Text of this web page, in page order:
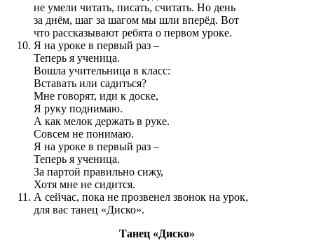
не умели читать, писать, считать. Но день
за днём, шаг за шагом мы шли вперёд. Вот
что рассказывают ребята о первом уроке.
Я на уроке в первый раз –
Теперь я ученица.
Вошла учительница в класс:
Вставать или садиться?
Мне говорят, иди к доске,
Я руку поднимаю.
А как мелок держать в руке.
Совсем не понимаю.
Я на уроке в первый раз –
Теперь я ученица.
За партой правильно сижу,
Хотя мне не сидится.
А сейчас, пока не прозвенел звонок на урок,
для вас танец «Диско».
Танец «Диско»